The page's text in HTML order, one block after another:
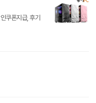
쿠폰지급, 후기